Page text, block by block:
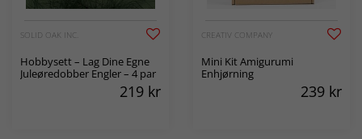
SOLID OAK INC.
Hobbysett – Lag Dine Egne
Juleøredobber Engler – 4 par
219 kr
CREATIV COMPANY
Mini Kit Amigurumi
Enhjørning
239 kr